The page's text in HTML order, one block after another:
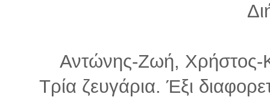
Αντώνης-Ζωή, Χρήστος-
Τρία ζευγάρια. Έξι